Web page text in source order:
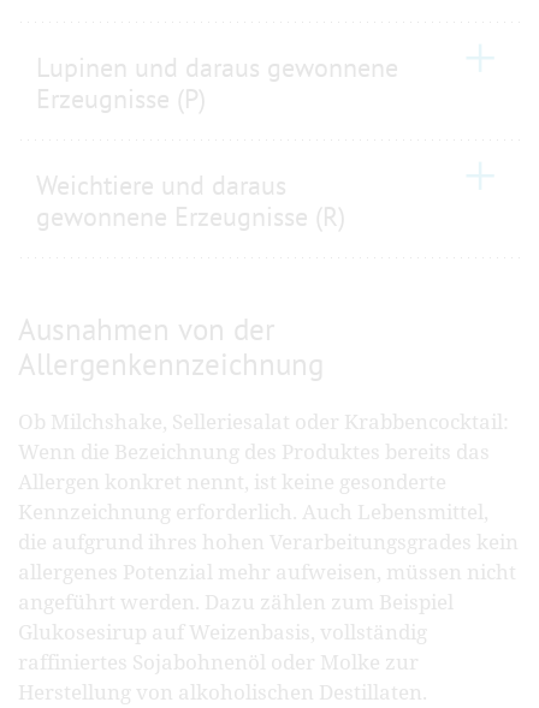
Lupinen und daraus gewonnene
Erzeugnisse (P)
Weichtiere und daraus
gewonnene Erzeugnisse (R)
Ausnahmen von der
Allergenkennzeichnung
Ob Milchshake, Selleriesalat oder Krabbencocktail:
Wenn die Bezeichnung des Produktes bereits das
Allergen konkret nennt, ist keine gesonderte
Kennzeichnung erforderlich. Auch Lebensmittel,
die aufgrund ihres hohen Verarbeitungsgrades kein
allergenes Potenzial mehr aufweisen, müssen nicht
angeführt werden. Dazu zählen zum Beispiel
Glukosesirup auf Weizenbasis, vollständig
raffiniertes Sojabohnenöl oder Molke zur
Herstellung von alkoholischen Destillaten.